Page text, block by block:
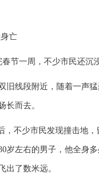
亡
节一周，不少市民还沉
线段附近，随着一声猛
长而去。
不少市民发现撞击地，
岁左右的男子，他全身
出了数米远。